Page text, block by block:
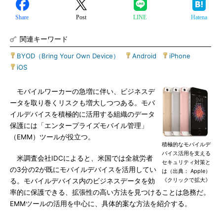
Share Post LINE Hatena
関連キーワード
BYOD（Bring Your Own Device） Android iPhone
iOS
積極的なモバイルデ
バイス活用を支える
セキュリティ対策と
は（出典： Apple）
《クリックで拡大》
モバイルワーカーの急増に伴い、ビジネスデ
ータを取り巻くリスクも増大しつつある。モバ
イルデバイスを積極的に活用する組織のデータ
保護には「エンタープライズモバイル管理」
（EMM）ツールが役立つ。
米調査会社IDCによると、米国では全就労者
の3分の2が既にモバイルデバイスを活用してい
る。モバイルデバイス内のビジネスデータを効
率的に保護できる、拡張性の高い方法を見つけることは急務だ。
EMMツールの活用を中心に、具体的案な方法を紹介する。